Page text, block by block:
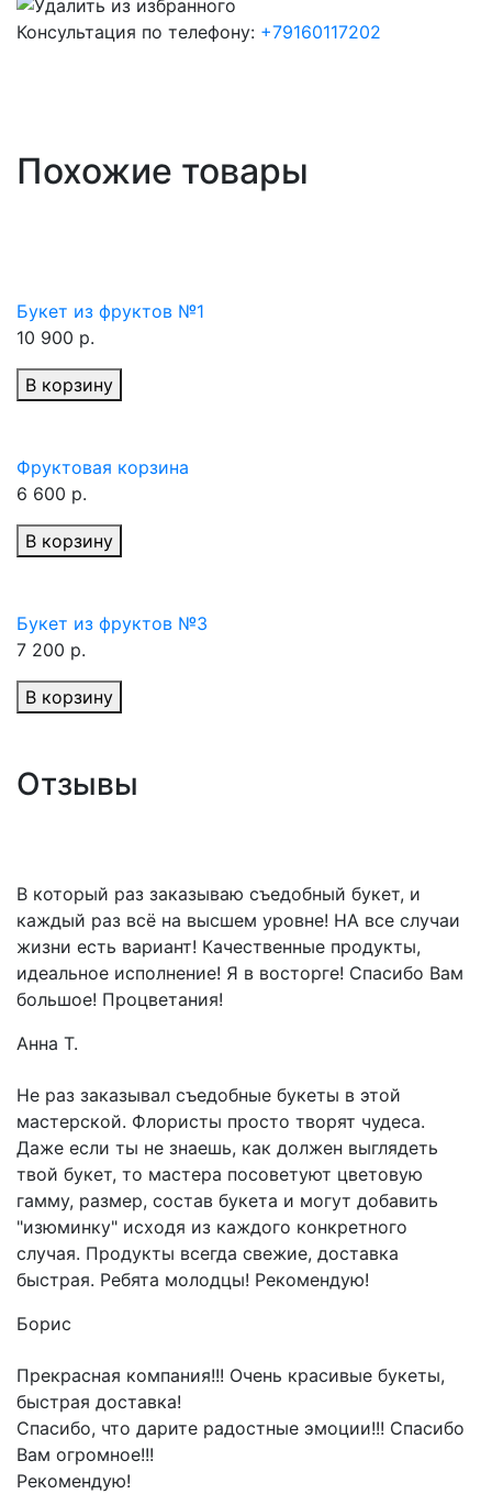
Консультация по телефону: +79160117202
Похожие товары
Букет из фруктов №1
10 900 р.
В корзину
Фруктовая корзина
6 600 р.
В корзину
Букет из фруктов №3
7 200 р.
В корзину
Отзывы
В который раз заказываю съедобный букет, и
каждый раз всё на высшем уровне! НА все случаи
жизни есть вариант! Качественные продукты,
идеальное исполнение! Я в восторге! Спасибо Вам
большое! Процветания!
Анна Т.
Не раз заказывал съедобные букеты в этой
мастерской. Флористы просто творят чудеса.
Даже если ты не знаешь, как должен выглядеть
твой букет, то мастера посоветуют цветовую
гамму, размер, состав букета и могут добавить
"изюминку" исходя из каждого конкретного
случая. Продукты всегда свежие, доставка
быстрая. Ребята молодцы! Рекомендую!
Борис
Прекрасная компания!!! Очень красивые букеты,
быстрая доставка!
Спасибо, что дарите радостные эмоции!!! Спасибо
Вам огромное!!!
Рекомендую!